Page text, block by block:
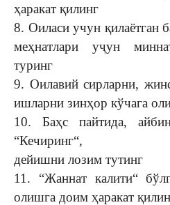
ҳаракат қилинг
8. Оиласи учун қилаётган
меҳнатлари уҷун
туринг
9. Оилавий сирларни,
ишларни зинҳор кўчага
10. Баҳс пайтида,
“Кечиринг“,
дейишни лозим тутинг
11. “Жаннат калити“
олишга доим ҳаракат